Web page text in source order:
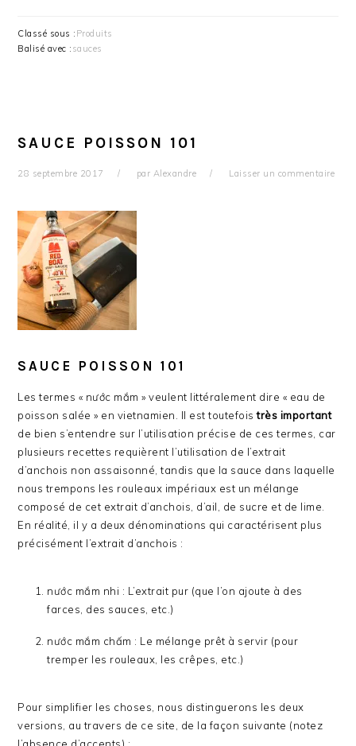
Classé sous : Produits
Balisé avec : sauces
SAUCE POISSON 101
28 septembre 2017 par Alexandre Laisser un commentaire
SAUCE POISSON 101
Les termes « nước mắm » veulent littéralement dire « eau de
poisson salée » en vietnamien. Il est toutefoistrès important
de bien s’entendre sur l’utilisation précise de ces termes, car
plusieurs recettes requièrent l’utilisation de l’extrait
d’anchois non assaisonné, tandis que la sauce dans laquelle
nous trempons les rouleaux impériaux est un mélange
composé de cet extrait d’anchois, d’ail, de sucre et de lime.
En réalité, il y a deux dénominations qui caractérisent plus
précisément l’extrait d’anchois :
nước mắm nhi : L’extrait pur (que l’on ajoute à des
farces, des sauces, etc.)
nước mắm chấm : Le mélange prêt à servir (pour
tremper les rouleaux, les crêpes, etc.)
Pour simplifier les choses, nous distinguerons les deux
versions, au travers de ce site, de la façon suivante (notez